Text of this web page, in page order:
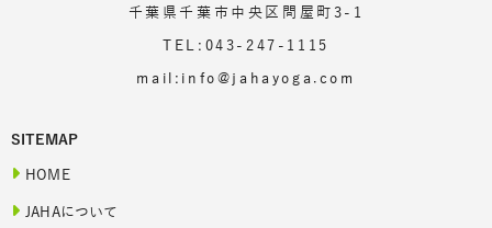
千葉県千葉市中央区問屋町3-1
TEL:043-247-1115
mail:info@jahayoga.com
SITEMAP
HOME
JAHAについて